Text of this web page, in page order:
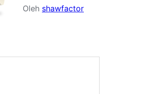
Oleh shawfactor